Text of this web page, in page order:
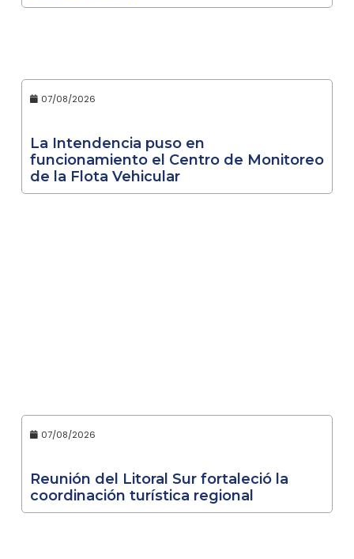
07/08/2026
La Intendencia puso en
funcionamiento el Centro de Monitoreo
de la Flota Vehicular
07/08/2026
Reunión del Litoral Sur fortaleció la
coordinación turística regional